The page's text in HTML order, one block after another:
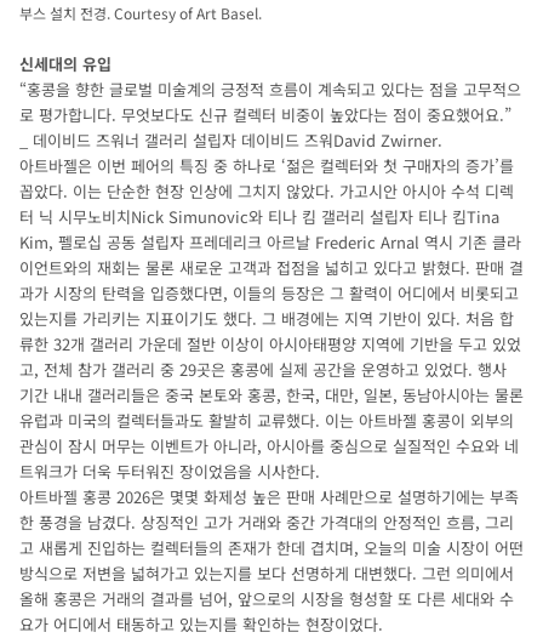
부스 설치 전경. Courtesy of Art Basel.
신세대의 유입
“홍콩을 향한 글로벌 미술계의 긍정적 흐름이 계속되고 있다는 점을 고무적으
로 평가합니다. 무엇보다도 신규 컬렉터 비중이 높았다는 점이 중요했어요.”
_ 데이비드 즈워너 갤러리 설립자 데이비드 즈워David Zwirner.
아트바젤은 이번 페어의 특징 중 하나로 ‘젊은 컬렉터와 첫 구매자의 증가’를
꼽았다. 이는 단순한 현장 인상에 그치지 않았다. 가고시안 아시아 수석 디렉
터 닉 시무노비치Nick Simunovic와 티나 킴 갤러리 설립자 티나 킴Tina
Kim, 펠로십 공동 설립자 프레데리크 아르날 Frederic Arnal 역시 기존 클라
이언트와의 재회는 물론 새로운 고객과 접점을 넓히고 있다고 밝혔다. 판매 결
과가 시장의 탄력을 입증했다면, 이들의 등장은 그 활력이 어디에서 비롯되고
있는지를 가리키는 지표이기도 했다. 그 배경에는 지역 기반이 있다. 처음 합
류한 32개 갤러리 가운데 절반 이상이 아시아태평양 지역에 기반을 두고 있었
고, 전체 참가 갤러리 중 29곳은 홍콩에 실제 공간을 운영하고 있었다. 행사
기간 내내 갤러리들은 중국 본토와 홍콩, 한국, 대만, 일본, 동남아시아는 물론
유럽과 미국의 컬렉터들과도 활발히 교류했다. 이는 아트바젤 홍콩이 외부의
관심이 잠시 머무는 이벤트가 아니라, 아시아를 중심으로 실질적인 수요와 네
트워크가 더욱 두터워진 장이었음을 시사한다.
아트바젤 홍콩 2026은 몇몇 화제성 높은 판매 사례만으로 설명하기에는 부족
한 풍경을 남겼다. 상징적인 고가 거래와 중간 가격대의 안정적인 흐름, 그리
고 새롭게 진입하는 컬렉터들의 존재가 한데 겹치며, 오늘의 미술 시장이 어떤
방식으로 저변을 넓혀가고 있는지를 보다 선명하게 대변했다. 그런 의미에서
올해 홍콩은 거래의 결과를 넘어, 앞으로의 시장을 형성할 또 다른 세대와 수
요가 어디에서 태동하고 있는지를 확인하는 현장이었다.